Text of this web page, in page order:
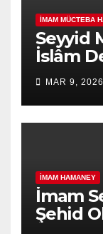
İMAM MÜCTEBA
Seyyid
İslâm
MAR 9, 2026
İMAM HAMANEY
İmam
Şehid